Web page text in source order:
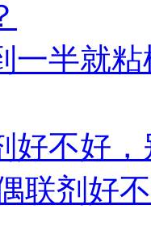
一半就
好不好
联剂好